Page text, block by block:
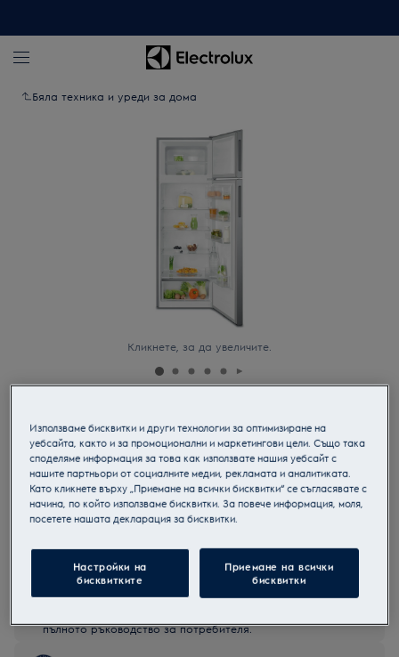
Бяла техника и уреди за дома
Кликнете, за да увеличите.
Комбиниран хладилник с фризер
Продуктов информационен лист
Инструкциите за безопасност и предупрежденията за
пълното ръководство за потребителя.
Използваме бисквитки и други технологии за оптимизиране на
уебсайта, както и за промоционални и маркетингови цели. Също така
споделяме информация за това как използвате нашия уебсайт с
нашите партньори от социалните медии, рекламата и аналитиката.
Като кликнете върху „Приемане на всички бисквитки“ се съгласявате с
начина, по който използваме бисквитки. За повече информация, моля,
посетете нашата декларация за бисквитки.
Настройки на
бисквитките
Приемане на всички
бисквитки